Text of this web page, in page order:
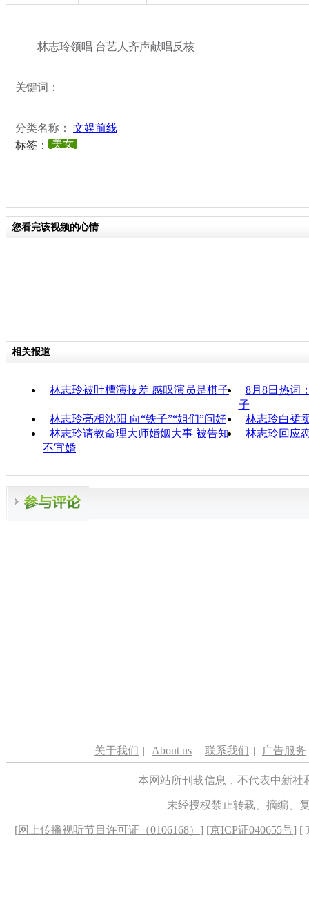
林志玲领唱 台艺人齐声献唱反核
关键词：
分类名称： 文娱前线
标签：
美女
您看完该视频的心情
相关报道
林志玲被吐槽演技差 感叹演员是棋子
8月8日热词
子
林志玲亮相沈阳 向“铁子”“姐们”问好
林志玲白裙
林志玲请教命理大师婚姻大事 被告知
不宜婚
林志玲回应
关于我们 | About us | 联系我们 | 广告服务
本网站所刊载信息，不代表中新
未经授权禁止转载、摘编、
[网上传播视听节目许可证（0106168） ] [京ICP证040655号] [